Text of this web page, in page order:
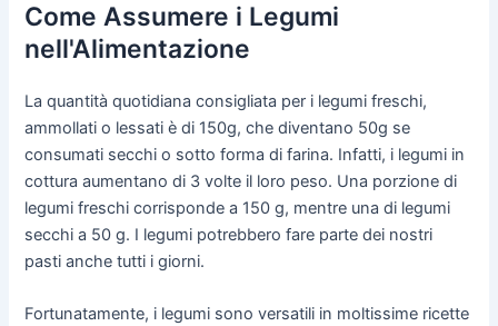
Come Assumere i Legumi
nell'Alimentazione
La quantità quotidiana consigliata per i legumi freschi,
ammollati o lessati è di 150g, che diventano 50g se
consumati secchi o sotto forma di farina. Infatti, i legumi in
cottura aumentano di 3 volte il loro peso. Una porzione di
legumi freschi corrisponde a 150 g, mentre una di legumi
secchi a 50 g. I legumi potrebbero fare parte dei nostri
pasti anche tutti i giorni.
Fortunatamente, i legumi sono versatili in moltissime ricette